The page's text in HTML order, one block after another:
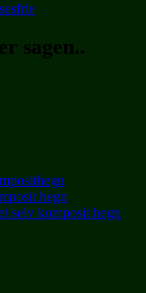
sagen..
hegn
komposit hegn